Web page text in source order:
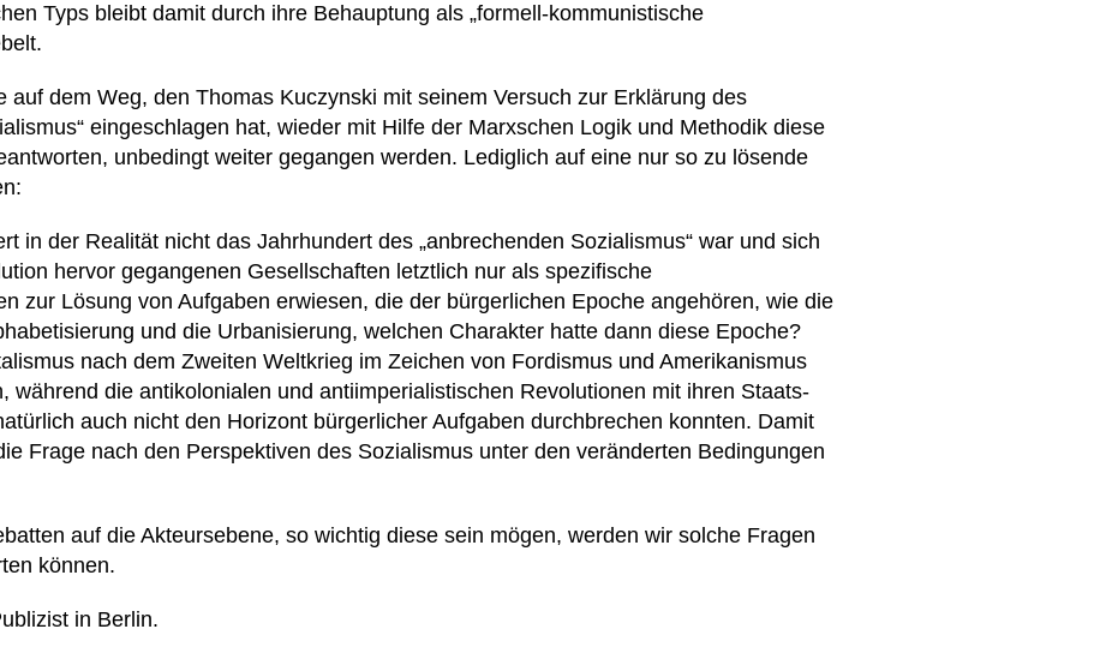
Typs bleibt damit durch ihre Behauptung als „formell-kommunistische
auf dem Weg, den Thomas Kuczynski mit seinem Versuch zur Erklärung des
eingeschlagen hat, wieder mit Hilfe der Marxschen Logik und Methodik diese
unbedingt weiter gegangen werden. Lediglich auf eine nur so zu lösende
in der Realität nicht das Jahrhundert des „anbrechenden Sozialismus“ war und sich
hervor gegangenen Gesellschaften letztlich nur als spezifische
zur Lösung von Aufgaben erwiesen, die der bürgerlichen Epoche angehören, wie die
und die Urbanisierung, welchen Charakter hatte dann diese Epoche?
nach dem Zweiten Weltkrieg im Zeichen von Fordismus und Amerikanismus
während die antikolonialen und antiimperialistischen Revolutionen mit ihren Staats-
auch nicht den Horizont bürgerlicher Aufgaben durchbrechen konnten. Damit
Frage nach den Perspektiven des Sozialismus unter den veränderten Bedingungen
auf die Akteursebene, so wichtig diese sein mögen, werden wir solche Fragen
können.
in Berlin.